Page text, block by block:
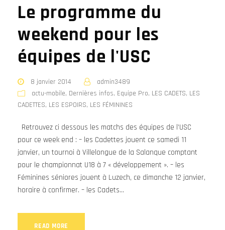
Le programme du
weekend pour les
équipes de l'USC
8 janvier 2014
admin3489
actu-mobile, Dernières infos, Equipe Pro, LES CADETS, LES
CADETTES, LES ESPOIRS, LES FÉMININES
Retrouvez ci dessous les matchs des équipes de l’USC
pour ce week end : – les Cadettes jouent ce samedi 11
janvier, un tournoi à Villelongue de la Salanque comptant
pour le championnat U18 à 7 « développement ». – les
Féminines séniores jouent à Luzech, ce dimanche 12 janvier,
horaire à confirmer. – les Cadets...
READ MORE